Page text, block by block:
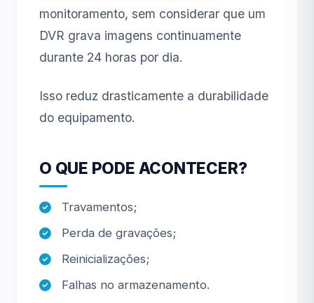
monitoramento, sem considerar que um
DVR grava imagens continuamente
durante 24 horas por dia.
Isso reduz drasticamente a durabilidade
do equipamento.
O QUE PODE ACONTECER?
Travamentos;
Perda de gravações;
Reinicializações;
Falhas no armazenamento.